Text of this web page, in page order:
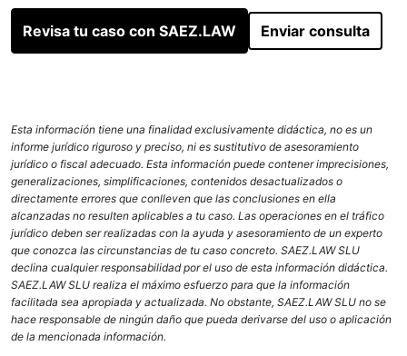
Revisa tu caso con SAEZ.LAW Enviar consulta
Esta información tiene una finalidad exclusivamente didáctica, no es un
informe jurídico riguroso y preciso, ni es sustitutivo de asesoramiento
jurídico o fiscal adecuado. Esta información puede contener imprecisiones,
generalizaciones, simplificaciones, contenidos desactualizados o
directamente errores que conlleven que las conclusiones en ella
alcanzadas no resulten aplicables a tu caso. Las operaciones en el tráfico
jurídico deben ser realizadas con la ayuda y asesoramiento de un experto
que conozca las circunstancias de tu caso concreto. SAEZ.LAW SLU
declina cualquier responsabilidad por el uso de esta información didáctica.
SAEZ.LAW SLU realiza el máximo esfuerzo para que la información
facilitada sea apropiada y actualizada. No obstante, SAEZ.LAW SLU no se
hace responsable de ningún daño que pueda derivarse del uso o aplicación
de la mencionada información.